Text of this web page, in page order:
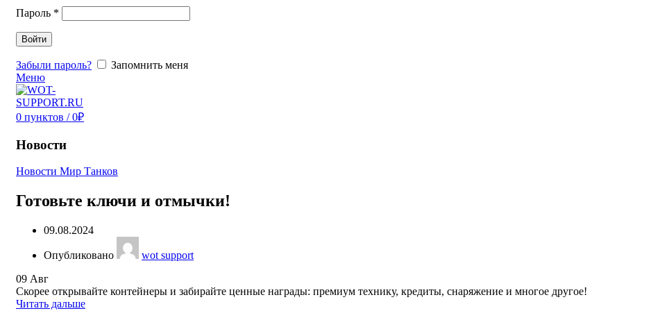
Пароль *
Войти
Забыли пароль?
Запомнить меня
Меню
0 пунктов / 0₽
Новости
Новости Мир Танков
Готовьте ключи и отмычки!
09.08.2024
Опубликовано
wot support
09 Авг
Скорее открывайте контейнеры и забирайте ценные награды: премиум технику, кредиты, снаряжение и многое другое!
Читать дальше